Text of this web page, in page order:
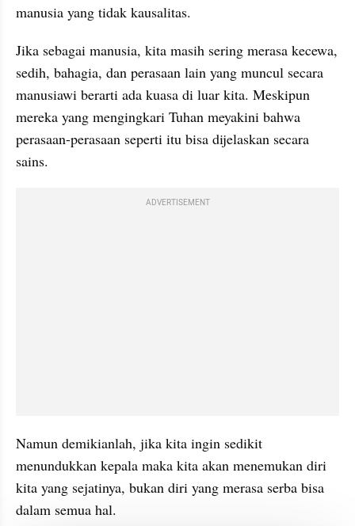
manusia yang tidak kausalitas.
Jika sebagai manusia, kita masih sering merasa kecewa,
sedih, bahagia, dan perasaan lain yang muncul secara
manusiawi berarti ada kuasa di luar kita. Meskipun
mereka yang mengingkari Tuhan meyakini bahwa
perasaan-perasaan seperti itu bisa dijelaskan secara
sains.
ADVERTISEMENT
Namun demikianlah, jika kita ingin sedikit
menundukkan kepala maka kita akan menemukan diri
kita yang sejatinya, bukan diri yang merasa serba bisa
dalam semua hal.